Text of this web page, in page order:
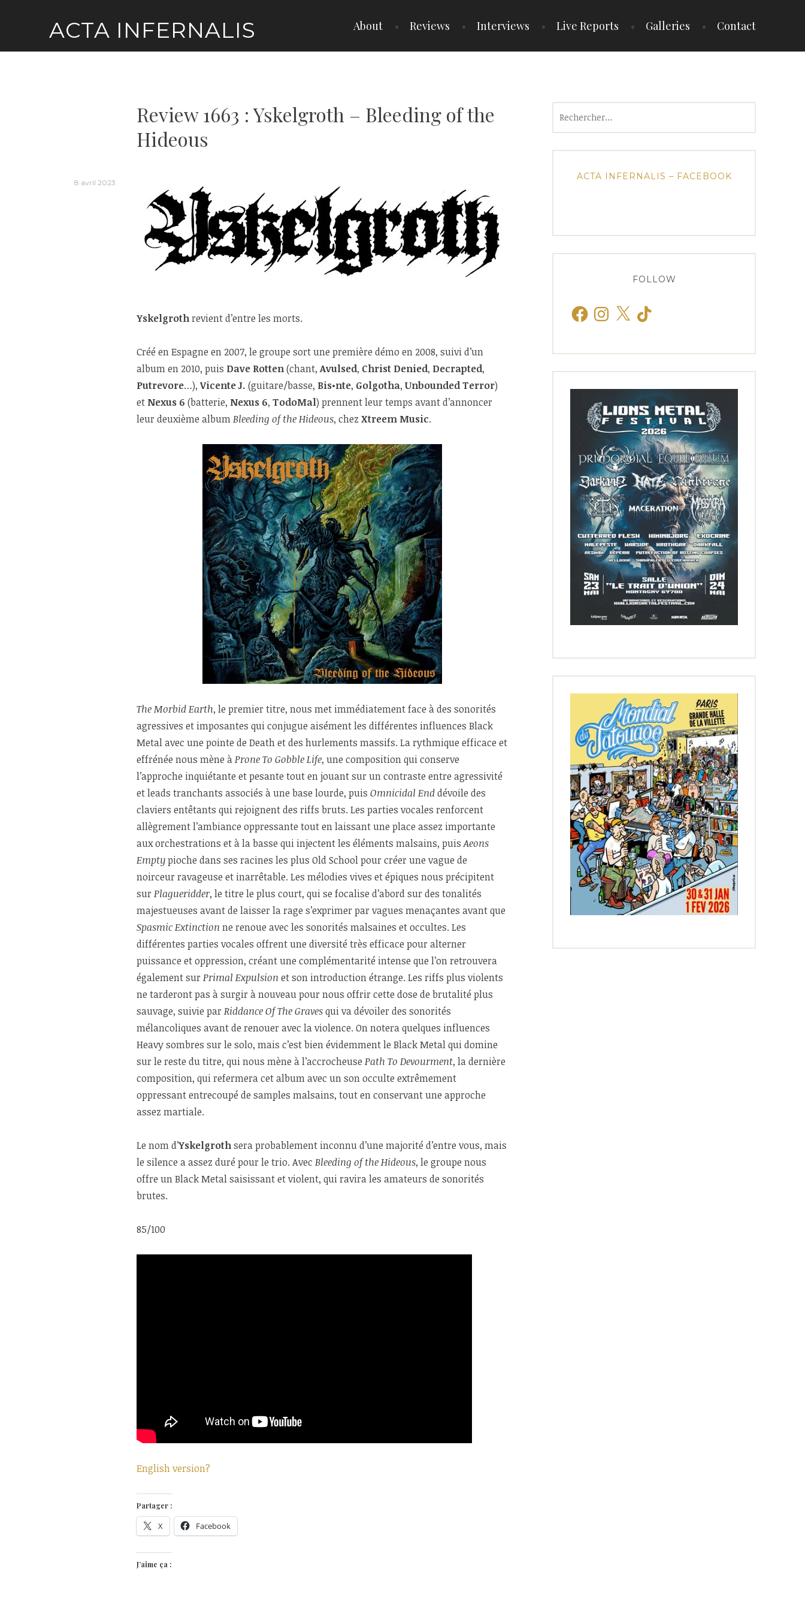
ACTA INFERNALIS About Reviews Interviews Live Reports Galleries Contact
Review 1663 : Yskelgroth – Bleeding of the
Hideous
8 avril 2023
Yskelgrothrevient d’entre les morts.
Créé en Espagne en 2007, le groupe sort une première démo en 2008, suivi d’un
album en 2010, puis Dave Rotten(chant,Avulsed, Christ Denied, Decrapted,
Putrevore…),Vicente J. (guitare/basse, Bis•nte, Golgotha, Unbounded Terror)
et Nexus 6 (batterie, Nexus 6, TodoMal) prennent leur temps avant d’annoncer
leur deuxième albumBleeding of the Hideous, chez Xtreem Music.
The Morbid Earth, le premier titre, nous met immédiatement face à des sonorités
agressives et imposantes qui conjugue aisément les différentes influences Black
Metal avec une pointe de Death et des hurlements massifs. La rythmique efficace et
effrénée nous mène àProne To Gobble Life, une composition qui conserve
l’approche inquiétante et pesante tout en jouant sur un contraste entre agressivité
et leads tranchants associés à une base lourde, puis Omnicidal Enddévoile des
claviers entêtants qui rejoignent des riffs bruts. Les parties vocales renforcent
allègrement l’ambiance oppressante tout en laissant une place assez importante
aux orchestrations et à la basse qui injectent les éléments malsains, puisAeons
Emptypioche dans ses racines les plus Old School pour créer une vague de
noirceur ravageuse et inarrêtable. Les mélodies vives et épiques nous précipitent
sur Plagueridder, le titre le plus court, qui se focalise d’abord sur des tonalités
majestueuses avant de laisser la rage s’exprimer par vagues menaçantes avant que
Spasmic Extinction ne renoue avec les sonorités malsaines et occultes. Les
différentes parties vocales offrent une diversité très efficace pour alterner
puissance et oppression, créant une complémentarité intense que l’on retrouvera
également sur Primal Expulsion et son introduction étrange. Les riffs plus violents
ne tarderont pas à surgir à nouveau pour nous offrir cette dose de brutalité plus
sauvage, suivie par Riddance Of The Gravesqui va dévoiler des sonorités
mélancoliques avant de renouer avec la violence. On notera quelques influences
Heavy sombres sur le solo, mais c’est bien évidemment le Black Metal qui domine
sur le reste du titre, qui nous mène à l’accrocheuse Path To Devourment, la dernière
composition, qui refermera cet album avec un son occulte extrêmement
oppressant entrecoupé de samples malsains, tout en conservant une approche
assez martiale.
Le nom d’Yskelgrothsera probablement inconnu d’une majorité d’entre vous, mais
le silence a assez duré pour le trio. Avec Bleeding of the Hideous, le groupe nous
offre un Black Metal saisissant et violent, qui ravira les amateurs de sonorités
brutes.
85/100
English version?
Partager :
X Facebook
J’aime ça :
ACTA INFERNALIS – FACEBOOK
FOLLOW
FacebookInstagram
X TikTok